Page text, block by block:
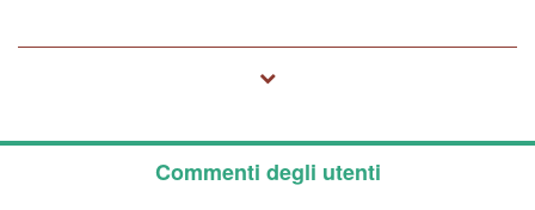
Commenti degli utenti